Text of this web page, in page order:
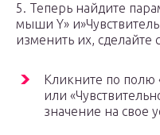
5. Теперь найдите
мыши Y»
изменить их, сделайте
Кликните по полю
или
значение на свое